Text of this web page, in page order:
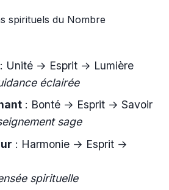
: Unité → Esprit → Lumière
éclairée
: Bonté → Esprit → Savoir
sage
: Harmonie → Esprit →
spirituelle